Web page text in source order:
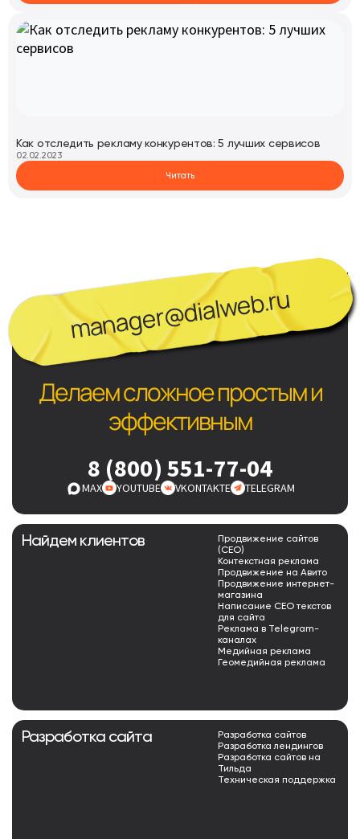
Как отследить рекламу конкурентов: 5 лучших сервисов
02.02.2023
Читать
Найдем клиентов
Продвижение сайтов
(СЕО)
Контекстная реклама
Продвижение на Авито
Продвижение интернет-
магазина
Написание СЕО текстов
для сайта
Реклама в Telegram-
каналах
Медийная реклама
Геомедийная реклама
manager@dialweb.ru
Делаем сложное простым и
эффективным
8 (800) 551-77-04
MAX YOUTUBE VKONTAKTE TELEGRAM
Разработка сайта
Разработка сайтов
Разработка лендингов
Разработка сайтов на
Тильда
Техническая поддержка